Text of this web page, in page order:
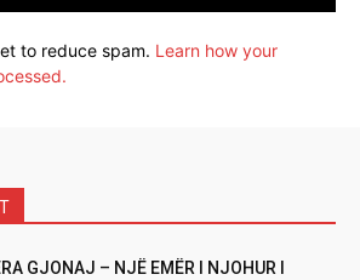
to reduce spam. Learn how your
GJONAJ – NJË EMËR I NJOHUR I